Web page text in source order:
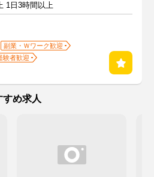
1日3時間以上
副業・Ｗワーク歓迎
験者歓迎
め求人